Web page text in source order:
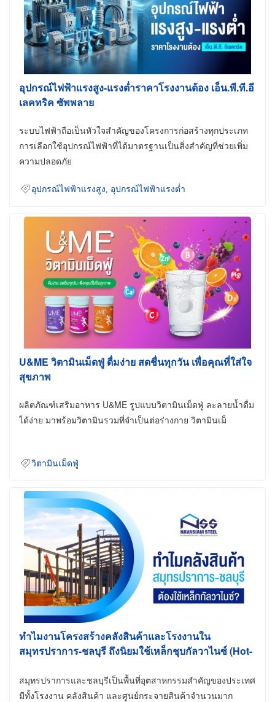
อุปกรณ์ไฟฟ้าแรงสูง-แรงต่ำราคาโรงงานต้อง เอ็น.พี.ที.อี
เลคทริค ซัพพลาย
ระบบไฟฟ้าถือเป็นหัวใจสำคัญของโครงการก่อสร้างทุกประเภท
การเลือกใช้อุปกรณ์ไฟฟ้าที่ได้มาตรฐานเป็นสิ่งสำคัญที่ช่วยเพิ่ม
ความปลอดภัย
อุปกรณ์ไฟฟ้าแรงสูง อุปกรณ์ไฟฟ้าแรงต่ำ
U&ME วิตามินเม็ดฟู่ ดื่มง่าย สดชื่นทุกวัน เพื่อคุณที่ใส่ใจ
สุขภาพ
ผลิตภัณฑ์เสริมอาหาร U&ME รูปแบบวิตามินเม็ดฟู่ ละลายน้ำดื่ม
ได้ง่าย มาพร้อมวิตามินรวมที่จำเป็นต่อร่างกาย วิตามินเม็
วิตามินเม็ดฟู่
ทำไมงานโครงสร้างคลังสินค้าและโรงงานใน
สมุทรปราการ-ชลบุรี ถึงนิยมใช้เหล็กชุบกัลวาไนซ์ (Hot-
สมุทรปราการและชลบุรีเป็นพื้นที่อุตสาหกรรมสำคัญของประเทศ
มีทั้งโรงงาน คลังสินค้า และศูนย์กระจายสินค้าจำนวนมาก